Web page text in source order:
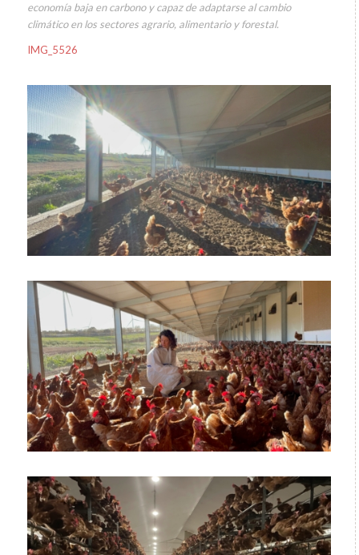
economía baja en carbono y capaz de adaptarse al cambio
climático en los sectores agrario, alimentario y forestal.
IMG_5526